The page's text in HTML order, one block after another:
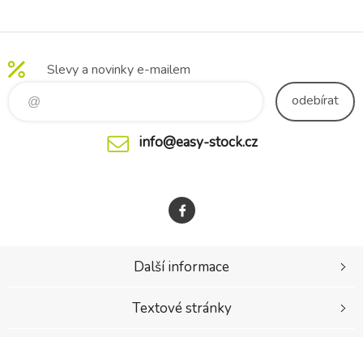
Slevy a novinky e-mailem
odebírat
info@easy-stock.cz
Další informace
Textové stránky